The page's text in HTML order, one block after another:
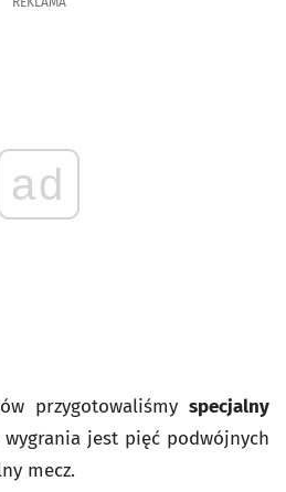
ad
przygotowaliśmy specjalny
jest pięć podwójnych
mecz.